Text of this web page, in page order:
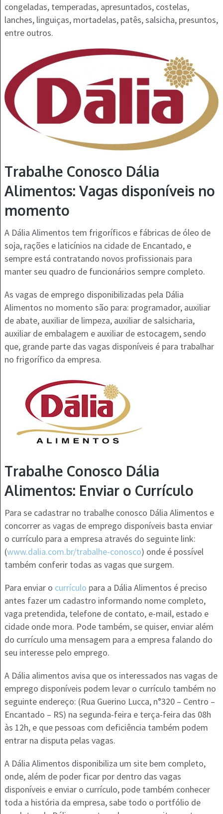
congeladas, temperadas, apresuntados, costelas,
lanches, linguiças, mortadelas, patês, salsicha, presuntos,
entre outros.
Trabalhe Conosco Dália
Alimentos: Vagas disponíveis no
momento
A Dália Alimentos tem frigoríficos e fábricas de óleo de
soja, rações e laticínios na cidade de Encantado, e
sempre está contratando novos profissionais para
manter seu quadro de funcionários sempre completo.
As vagas de emprego disponibilizadas pela Dália
Alimentos no momento são para: programador, auxiliar
de abate, auxiliar de limpeza, auxiliar de salsicharia,
auxiliar de embalagem e auxiliar de estocagem, sendo
que, grande parte das vagas disponíveis é para trabalhar
no frigorífico da empresa.
Trabalhe Conosco Dália
Alimentos: Enviar o Currículo
Para se cadastrar no trabalhe conosco Dália Alimentos e
concorrer as vagas de emprego disponíveis basta enviar
o currículo para a empresa através do seguinte link:
(www.dalia.com.br/trabalhe-conosco) onde é possível
também conferir todas as vagas que surgem.
Para enviar o currículo para a Dália Alimentos é preciso
antes fazer um cadastro informando nome completo,
vaga pretendida, telefone de contato, e-mail, estado e
cidade onde mora. Pode também, se quiser, enviar além
do currículo uma mensagem para a empresa falando do
seu interesse pelo emprego.
A Dália alimentos avisa que os interessados nas vagas de
emprego disponíveis podem levar o currículo também no
seguinte endereço: (Rua Guerino Lucca, n°320 – Centro –
Encantado – RS) na segunda-feira e terça-feira das 08h
às 12h, e que pessoas com deficiência também podem
entrar na disputa pelas vagas.
A Dália Alimentos disponibiliza um site bem completo,
onde, além de poder ficar por dentro das vagas
disponíveis e enviar o currículo, pode também conhecer
toda a história da empresa, sabe todo o portfólio de